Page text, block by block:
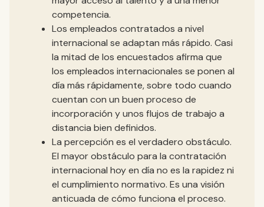
competencia.
Los empleados contratados a nivel
internacional se adaptan más rápido. Casi
la mitad de los encuestados afirma que
los empleados internacionales se ponen al
día más rápidamente, sobre todo cuando
cuentan con un buen proceso de
incorporación y unos flujos de trabajo a
distancia bien definidos.
La percepción es el verdadero obstáculo.
El mayor obstáculo para la contratación
internacional hoy en día no es la rapidez ni
el cumplimiento normativo. Es una visión
anticuada de cómo funciona el proceso.